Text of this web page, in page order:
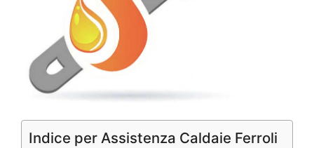
Indice per Assistenza Caldaie Ferroli